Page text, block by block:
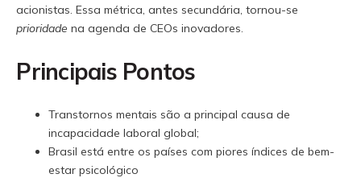
acionistas. Essa métrica, antes secundária, tornou-se
prioridade na agenda de CEOs inovadores.
Principais Pontos
Transtornos mentais são a principal causa de
incapacidade laboral global;
Brasil está entre os países com piores índices de bem-
estar psicológico